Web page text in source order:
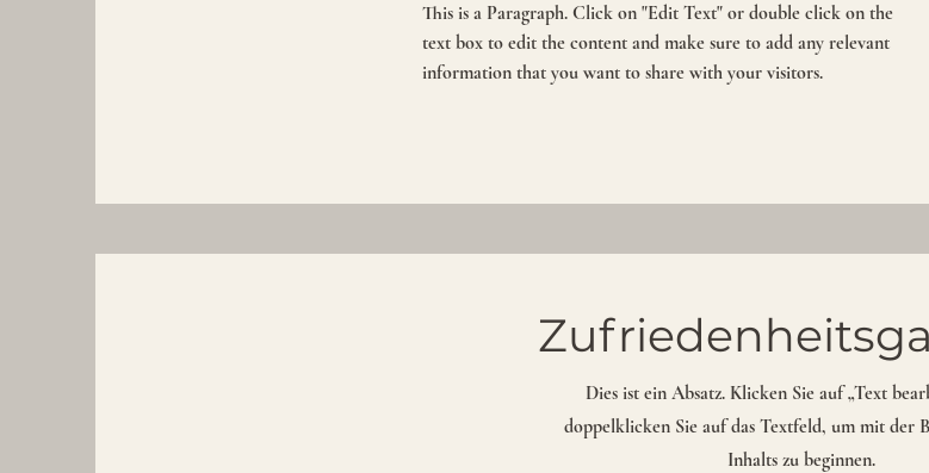
This is a Paragraph. Click on "Edit Text" or double click on the
text box to edit the content and make sure to add any relevant
information that you want to share with your visitors.
Dies ist ein Absatz. Klicken Sie auf „Text
doppelklicken Sie auf das Textfeld, um mit der
Inhalts zu beginnen.